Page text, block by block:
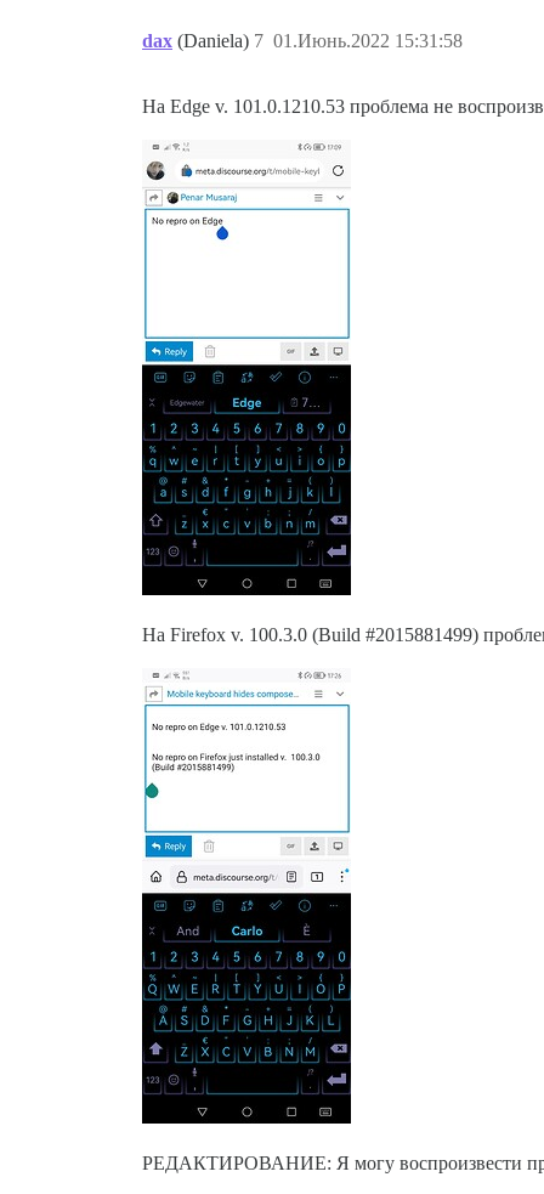
dax (Daniela) 01.Июнь.2022 15:31:58
7
На Edge v. 101.0.1210.53 проблема не
На Firefox v. 100.3.0 (Build #2015881499)
РЕДАКТИРОВАНИЕ: Я могу воспроизвести